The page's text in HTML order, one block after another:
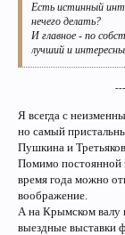
Есть истинный
нечего делать?
И главное - по
лучший и
Я всегда с
но самый
Пушкина и
Помимо постоянной
время года можно
воображение.
А на Крымском валу
выездные выставки